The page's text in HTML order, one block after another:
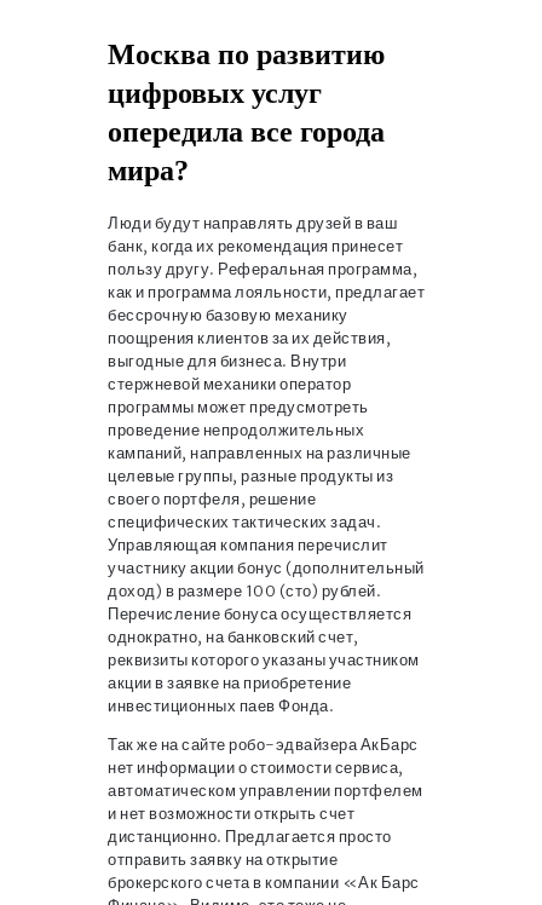
Москва по развитию
цифровых услуг
опередила все города
мира?
Люди будут направлять друзей в ваш
банк, когда их рекомендация принесет
пользу другу. Реферальная программа,
как и программа лояльности, предлагает
бессрочную базовую механику
поощрения клиентов за их действия,
выгодные для бизнеса. Внутри
стержневой механики оператор
программы может предусмотреть
проведение непродолжительных
кампаний, направленных на различные
целевые группы, разные продукты из
своего портфеля, решение
специфических тактических задач.
Управляющая компания перечислит
участнику акции бонус (дополнительный
доход) в размере 100 (сто) рублей.
Перечисление бонуса осуществляется
однократно, на банковский счет,
реквизиты которого указаны участником
акции в заявке на приобретение
инвестиционных паев Фонда.
Так же на сайте робо-эдвайзера АкБарс
нет информации о стоимости сервиса,
автоматическом управлении портфелем
и нет возможности открыть счет
дистанционно. Предлагается просто
отправить заявку на открытие
брокерского счета в компании «Ак Барс